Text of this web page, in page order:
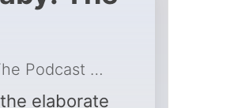
Podcast |
elaborate